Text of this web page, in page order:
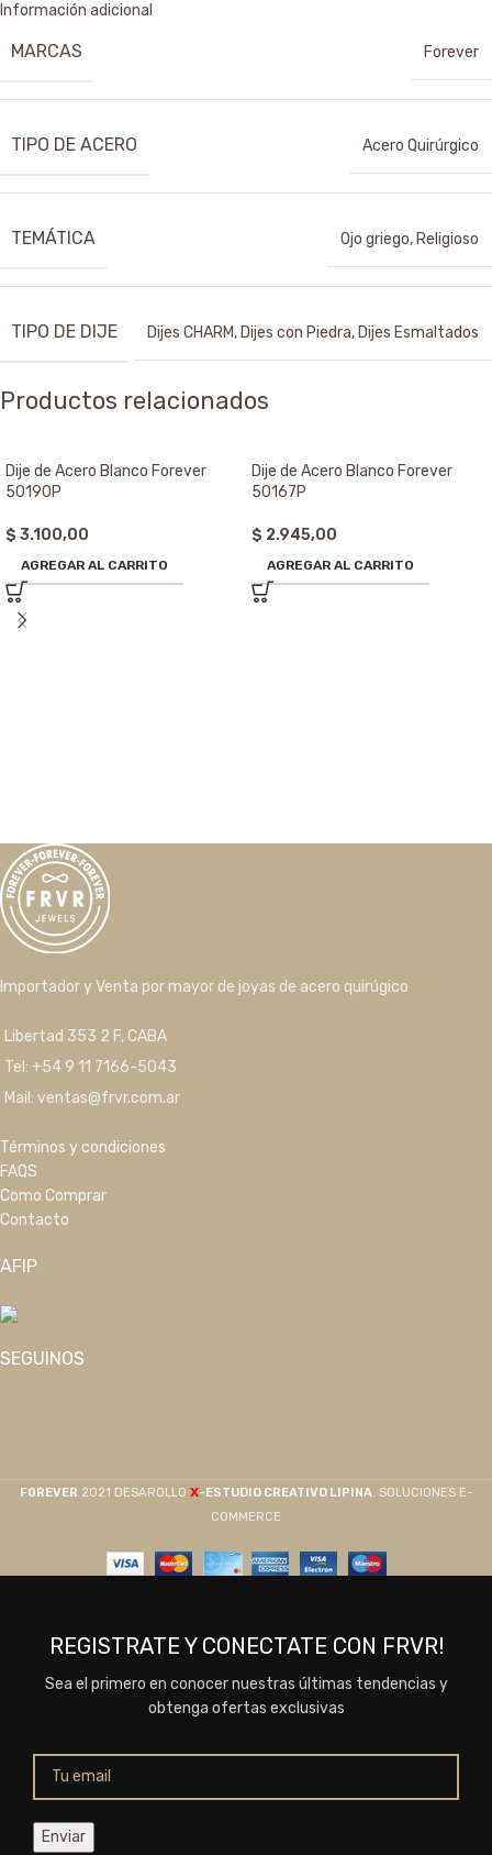
Información adicional
MARCAS Forever
TIPO DE ACERO Acero Quirúrgico
TEMÁTICA Ojo griego, Religioso
TIPO DE DIJE Dijes CHARM, Dijes con Piedra, Dijes Esmaltados
Productos relacionados
Dije de Acero Blanco Forever
50190P
$ 3.100,00
AGREGAR AL CARRITO
Dije de Acero Blanco Forever
50167P
$ 2.945,00
AGREGAR AL CARRITO
Importador y Venta por mayor de joyas de acero quirúgico
Libertad 353 2 F, CABA
Tel: +54 9 11 7166-5043
Mail: ventas@frvr.com.ar
Términos y condiciones
FAQS
Como Comprar
Contacto
AFIP
SEGUINOS
F0REVER 2021 DESAROLLO X-ESTUDIO CREATIVO LIPINA. SOLUCIONES E-
COMMERCE
REGISTRATE Y CONECTATE CON FRVR!
Sea el primero en conocer nuestras últimas tendencias y
obtenga ofertas exclusivas